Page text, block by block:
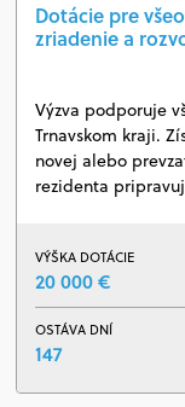
Dotácie pre
zriadenie a
Výzva podporuje
Trnavskom kraji.
novej alebo
rezidenta
VÝŠKA DOTÁCIE
20 000 €
OSTÁVA DNÍ
147